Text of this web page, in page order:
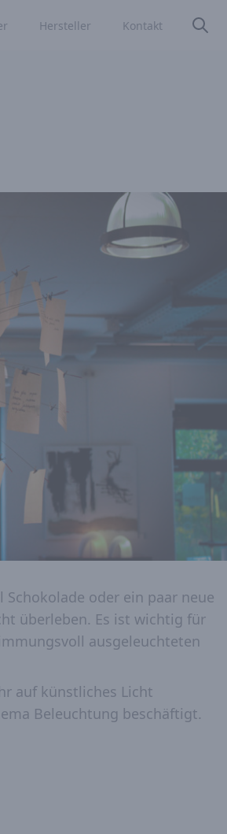
Hersteller Kontakt
oder ein paar neue
überleben. Es ist wichtig für
ausgeleuchteten
auf künstliches Licht
Beleuchtung beschäftigt.